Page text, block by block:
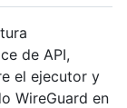
de API,
el ejecutor y
WireGuard en